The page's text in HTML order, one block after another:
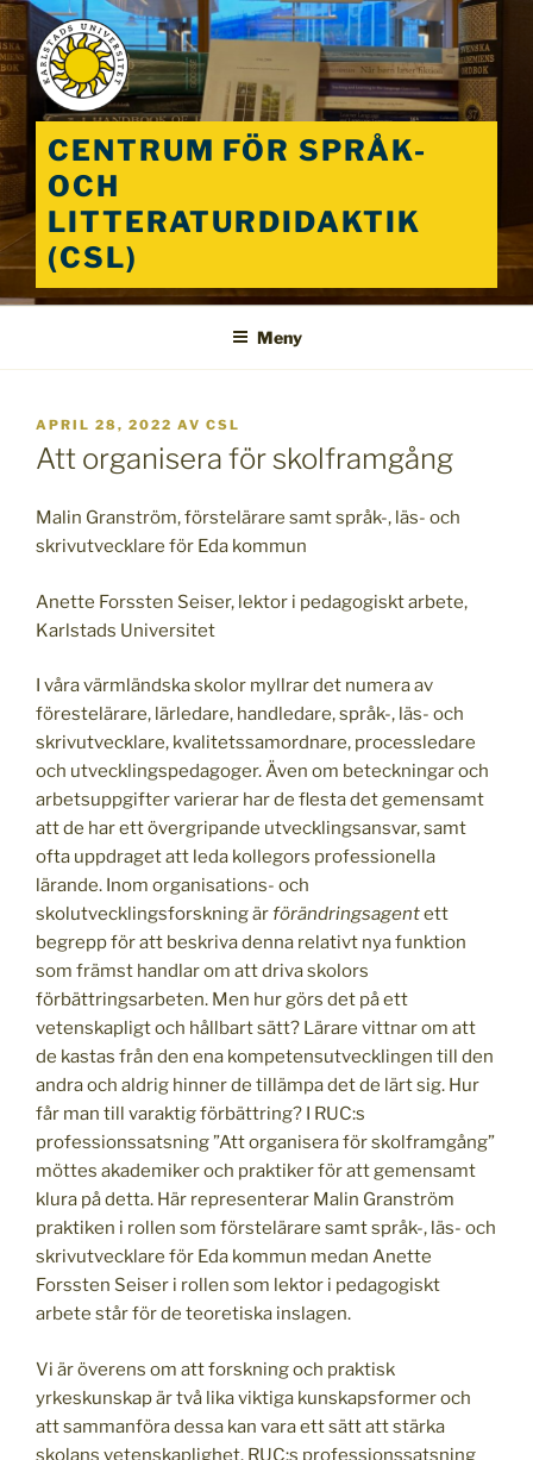
Hoppa
till
innehåll
CENTRUM FÖR SPRÅK-
OCH
LITTERATURDIDAKTIK
(CSL)
Meny
PUBLICERAT
APRIL 28, 2022 AV CSL
Att organisera för skolframgång
Malin Granström, förstelärare samt språk-, läs- och
skrivutvecklare för Eda kommun
Anette Forssten Seiser, lektor i pedagogiskt arbete,
Karlstads Universitet
I våra värmländska skolor myllrar det numera av
förestelärare, lärledare, handledare, språk-, läs- och
skrivutvecklare, kvalitetssamordnare, processledare
och utvecklingspedagoger. Även om beteckningar och
arbetsuppgifter varierar har de flesta det gemensamt
att de har ett övergripande utvecklingsansvar, samt
ofta uppdraget att leda kollegors professionella
lärande. Inom organisations- och
skolutvecklingsforskning ärförändringsagentett
begrepp för att beskriva denna relativt nya funktion
som främst handlar om att driva skolors
förbättringsarbeten. Men hur görs det på ett
vetenskapligt och hållbart sätt? Lärare vittnar om att
de kastas från den ena kompetensutvecklingen till den
andra och aldrig hinner de tillämpa det de lärt sig. Hur
får man till varaktig förbättring? I RUC:s
professionssatsning ”Att organisera för skolframgång”
möttes akademiker och praktiker för att gemensamt
klura på detta. Här representerar Malin Granström
praktiken i rollen som förstelärare samt språk-, läs- och
skrivutvecklare för Eda kommun medan Anette
Forssten Seiser i rollen som lektor i pedagogiskt
arbete står för de teoretiska inslagen.
Vi är överens om att forskning och praktisk
yrkeskunskap är två lika viktiga kunskapsformer och
att sammanföra dessa kan vara ett sätt att stärka
skolans vetenskaplighet. RUC:s professionssatsning